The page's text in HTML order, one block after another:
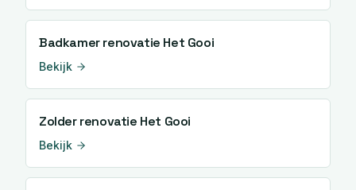
Badkamer renovatie Het Gooi
Bekijk
Zolder renovatie Het Gooi
Bekijk